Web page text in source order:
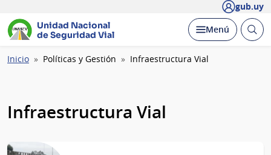
gub.uy
Unidad Nacional
de Seguridad Vial
Desplegar
Menú Abrir
Ruta
Inicio Políticas y Gestión Infraestructura Vial
Infraestructura Vial